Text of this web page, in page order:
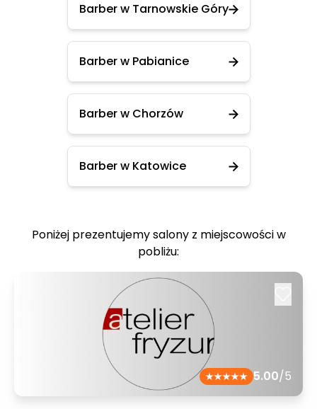
Barber w Tarnowskie Góry
Barber w Pabianice
Barber w Chorzów
Barber w Katowice
Poniżej prezentujemy salony z miejscowości w
pobliżu:
5.00/5